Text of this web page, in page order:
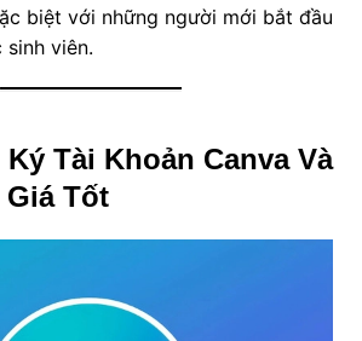
biệt với những người mới bắt đầu
sinh viên.
Tài Khoản Canva Và
Giá Tốt